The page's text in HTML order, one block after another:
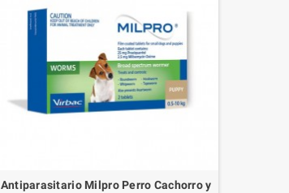
Antiparasitario Milpro Perro Cachorro y